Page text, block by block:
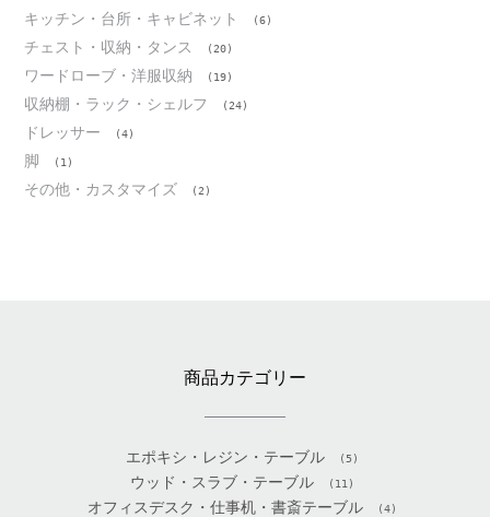
キッチン・台所・キャビネット (6)
チェスト・収納・タンス (20)
ワードローブ・洋服収納 (19)
収納棚・ラック・シェルフ (24)
ドレッサー (4)
脚 (1)
その他・カスタマイズ (2)
商品カテゴリー
エポキシ・レジン・テーブル (5)
ウッド・スラブ・テーブル (11)
オフィスデスク・仕事机・書斎テーブル (4)